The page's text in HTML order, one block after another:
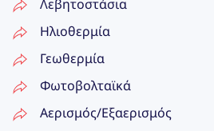
Λεβητοστάσια
Ηλιοθερμία
Γεωθερμία
Φωτοβολταϊκά
Αερισμός/Εξαερισμός